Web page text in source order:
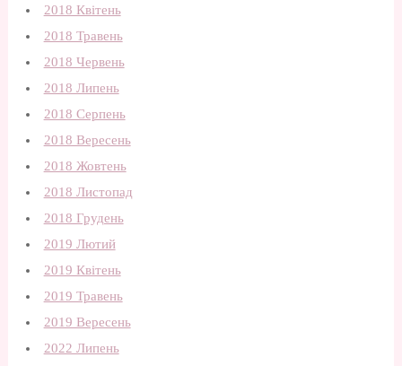
2018 Квітень
2018 Травень
2018 Червень
2018 Липень
2018 Серпень
2018 Вересень
2018 Жовтень
2018 Листопад
2018 Грудень
2019 Лютий
2019 Квітень
2019 Травень
2019 Вересень
2022 Липень